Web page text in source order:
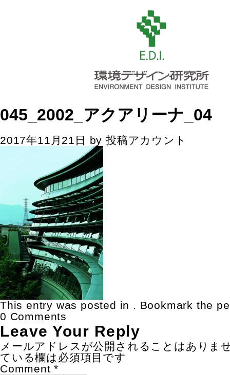
045_2002_アクアリーナ_04
2017年11月21日 by投稿アカウント
This entry was posted in . Bookmark the
0 Comments
Leave Your Reply
メールアドレスが公開されることはありま
ている欄は必須項目です
Comment *